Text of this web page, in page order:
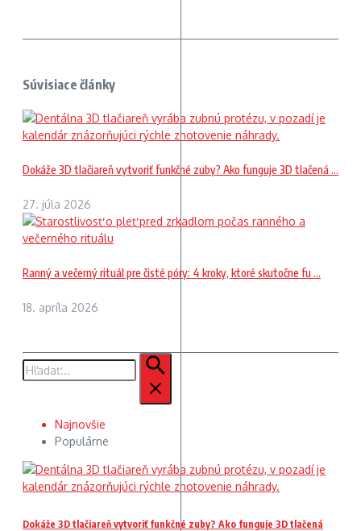
Súvisiace články
Dokáže 3D tlačiareň vytvoriť funkčné zuby? Ako funguje 3D tlačená ...
27. júla 2026
Ranný a večerný rituál pre čisté póry: 4 kroky, ktoré skutočne fu ...
18. apríla 2026
Hľadať:
Najnovšie
Populárne
Dokáže 3D tlačiareň vytvoriť funkčné zuby? Ako funguje 3D tlačená